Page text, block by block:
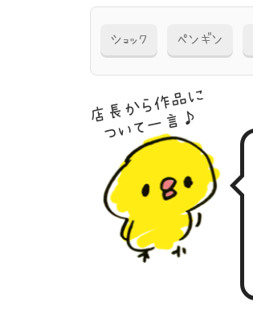
ショック ペンギン
店長から作品に
ついて一言♪